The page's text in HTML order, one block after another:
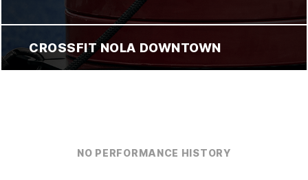
CROSSFIT NOLA DOWNTOWN
NO PERFORMANCE HISTORY